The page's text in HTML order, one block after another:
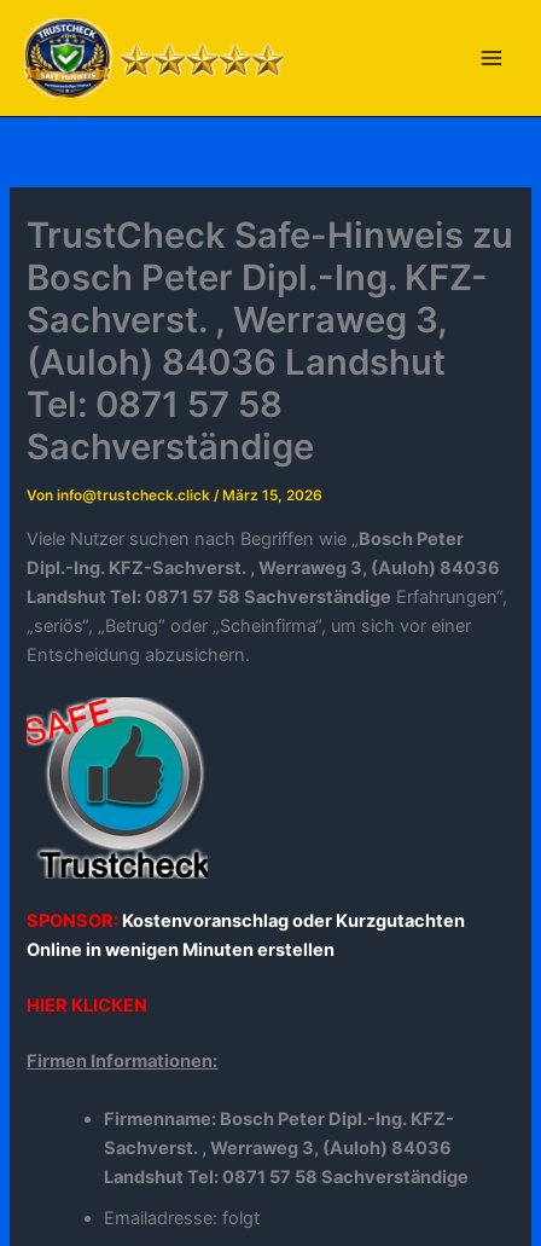
Inhalt
springen
TrustCheck Safe-Hinweis zu
Bosch Peter Dipl.-Ing. KFZ-
Sachverst. , Werraweg 3,
(Auloh) 84036 Landshut
Tel: 0871 57 58
Sachverständige
Voninfo@trustcheck.click/ März 15, 2026
Viele Nutzer suchen nach Begriffen wie „Bosch Peter
Dipl.-Ing. KFZ-Sachverst. , Werraweg 3, (Auloh) 84036
Landshut Tel: 0871 57 58 Sachverständige Erfahrungen“,
„seriös“, „Betrug“ oder „Scheinfirma“, um sich vor einer
Entscheidung abzusichern.
SPONSOR: Kostenvoranschlag oder Kurzgutachten
Online in wenigen Minuten erstellen
HIER KLICKEN
Firmen Informationen:
Firmenname: Bosch Peter Dipl.-Ing. KFZ-
Sachverst. , Werraweg 3, (Auloh) 84036
Landshut Tel: 0871 57 58 Sachverständige
Emailadresse: folgt